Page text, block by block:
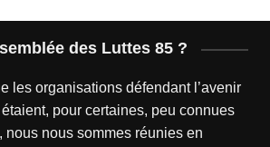
des Luttes 85 ?
les organisations défendant l’avenir
pour certaines, peu connues
nous nous sommes réunies en